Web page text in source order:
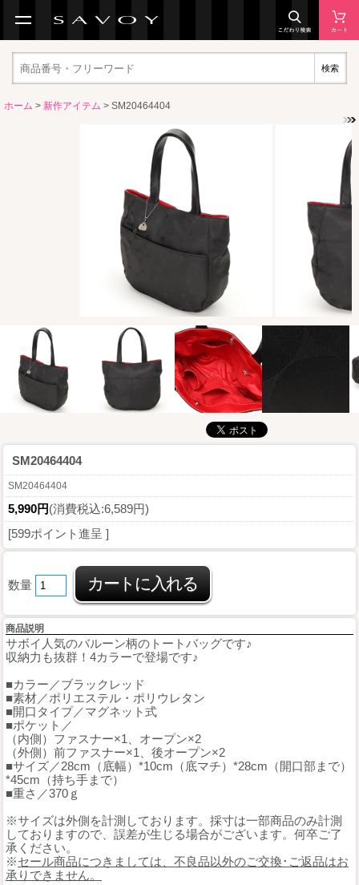
検索
ホーム > 新作アイテム > SM20464404
SM20464404
SM20464404
5,990円(消費税込:6,589円)
[599ポイント進呈 ]
数量
商品説明
サボイ人気のバルーン柄のトートバッグです♪
収納力も抜群！4カラーで登場です♪
■カラー／ブラックレッド
■素材／ポリエステル・ポリウレタン
■開口タイプ／マグネット式
■ポケット／
（内側）ファスナー×1、オープン×2
（外側）前ファスナー×1、後オープン×2
■サイズ／28cm（底幅）*10cm（底マチ）*28cm（開口部まで）
*45cm（持ち手まで）
■重さ／370ｇ
※サイズは外側を計測しております。採寸は一部商品のみ計測
しておりますので、誤差が生じる場合がございます。何卒ご了
承ください。
※セール商品につきましては、不良品以外のご交換･ご返品はお
承りできません。